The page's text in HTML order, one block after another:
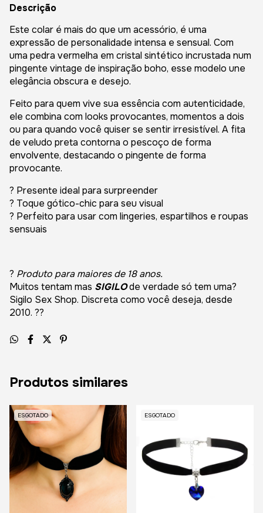
Descrição
Este colar é mais do que um acessório, é uma
expressão de personalidade intensa e sensual. Com
uma pedra vermelha em cristal sintético incrustada num
pingente vintage de inspiração boho, esse modelo une
elegância obscura e desejo.
Feito para quem vive sua essência com autenticidade,
ele combina com looks provocantes, momentos a dois
ou para quando você quiser se sentir irresistível. A fita
de veludo preta contorna o pescoço de forma
envolvente, destacando o pingente de forma
provocante.
? Presente ideal para surpreender
? Toque gótico-chic para seu visual
? Perfeito para usar com lingeries, espartilhos e roupas
sensuais
? Produto para maiores de 18 anos.
Muitos tentam mas SIGILOde verdade só tem uma?
Sigilo Sex Shop. Discreta como você deseja, desde
2010. ??
Produtos similares
ESGOTADO ESGOTADO